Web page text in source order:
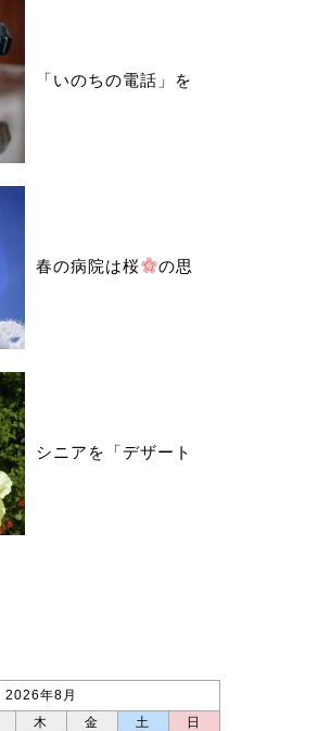
「いのちの電話」を
春の病院は桜 の思
シニアを「デザート
2026年8月
木 金 土
日